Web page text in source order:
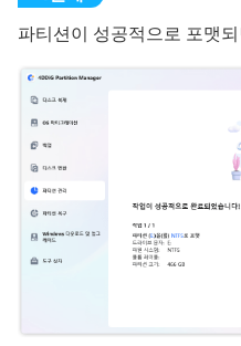
파티션이 성공적으로 포맷